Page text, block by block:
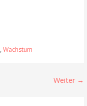
, Wachstum
Weiter →